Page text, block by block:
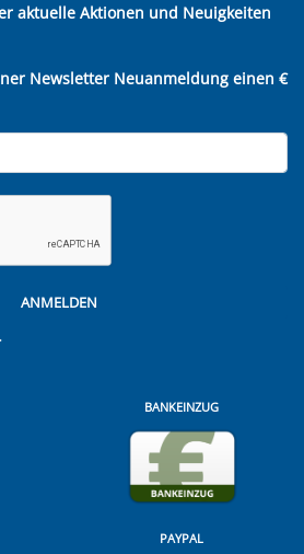
aktuelle Aktionen und Neuigkeiten
Newsletter Neuanmeldung einen €
ANMELDEN
BANKEINZUG
PAYPAL